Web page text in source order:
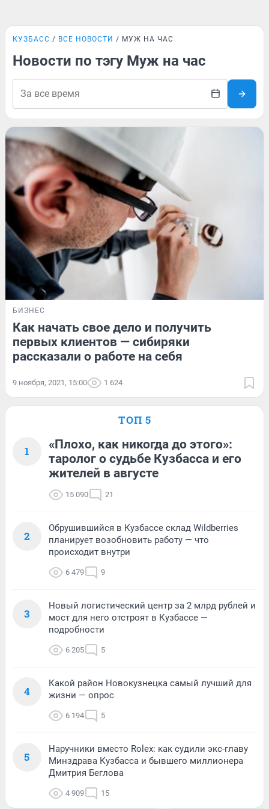
КУЗБАСС ВСЕ НОВОСТИ МУЖ НА ЧАС
Новости по тэгу Муж на час
БИЗНЕС
Как начать свое дело и получить
первых клиентов — сибиряки
рассказали о работе на себя
9 ноября, 2021, 15:00 1 624
ТОП 5
1
«Плохо, как никогда до этого»:
таролог о судьбе Кузбасса и его
жителей в августе
15 090 21
2
Обрушившийся в Кузбассе склад Wildberries
планирует возобновить работу — что
происходит внутри
6 479 9
3
Новый логистический центр за 2 млрд рублей и
мост для него отстроят в Кузбассе —
подробности
6 205 5
4
Какой район Новокузнецка самый лучший для
жизни — опрос
6 194 5
5
Наручники вместо Rolex: как судили экс-главу
Минздрава Кузбасса и бывшего миллионера
Дмитрия Беглова
4 909 15